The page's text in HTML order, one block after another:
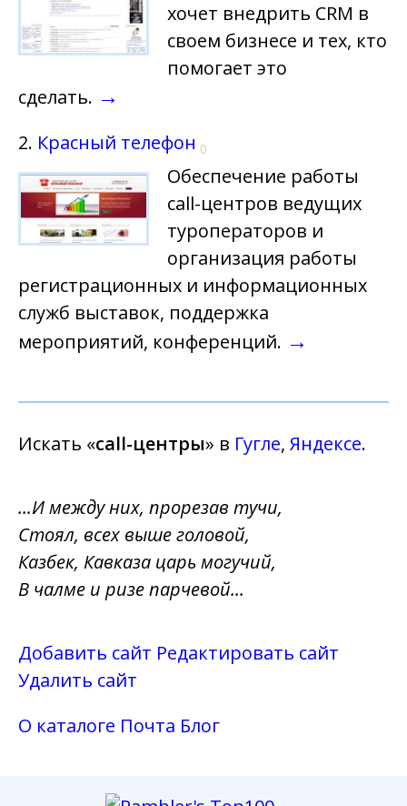
хочет внедрить СRM в
своем бизнесе и тех, кто
помогает это
сделать. →
2. Красный телефон 0
Обеспечение работы
call-центров ведущих
туроператоров и
организация работы
регистрационных и информационных
служб выставок, поддержка
мероприятий, конференций. →
Искать «call-центры» в Гугле, Яндексе.
...И между них, прорезав тучи,
Стоял, всех выше головой,
Казбек, Кавказа царь могучий,
В чалме и ризе парчевой...
Добавить сайт Редактировать сайт
Удалить сайт
О каталоге Почта Блог